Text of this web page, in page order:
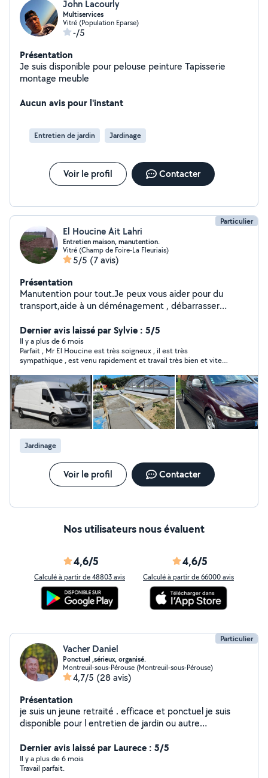
John Lacourly
Multiservices
Vitré (Population Eparse)
-/5
Présentation
Je suis disponible pour pelouse peinture Tapisserie
montage meuble
Aucun avis pour l'instant
Entretien de jardin Jardinage
Voir le profil Contacter
Particulier
El Houcine Ait Lahri
Entretien maison, manutention.
Vitré (Champ de Foire-La Fleuriais)
5/5 (7 avis)
Présentation
Manutention pour tout.Je peux vous aider pour du
transport,aide à un déménagement , débarrasser
Dernier avis laissé par Sylvie : 5/5
Il y a plus de 6 mois
Parfait , Mr El Houcine est très soigneux , il est très
sympathique , est venu rapidement et travail très bien et vite ,
Jardinage
Voir le profil Contacter
Nos utilisateurs nous évaluent
4,6/5
Calculé à partir de 48803 avis
4,6/5
Calculé à partir de 66000 avis
Particulier
Vacher Daniel
Ponctuel ,sérieux, organisé.
Montreuil-sous-Pérouse (Montreuil-sous-Pérouse)
4,7/5 (28 avis)
Présentation
je suis un jeune retraité . efficace et ponctuel je suis
disponible pour l entretien de jardin ou autre
Dernier avis laissé par Laurece : 5/5
Il y a plus de 6 mois
Travail parfait.